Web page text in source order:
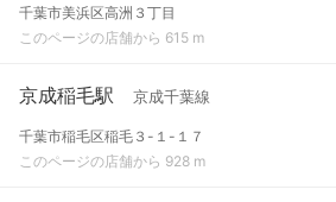
千葉市美浜区高洲３丁目
このページの店舗から 615 m
京成稲毛駅 京成千葉線
千葉市稲毛区稲毛３-１-１７
このページの店舗から 928 m